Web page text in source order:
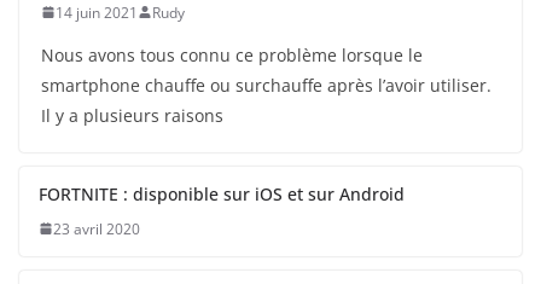
14 juin 2021 Rudy
Nous avons tous connu ce problème lorsque le
smartphone chauffe ou surchauffe après l’avoir utiliser.
Il y a plusieurs raisons
FORTNITE : disponible sur iOS et sur Android
23 avril 2020